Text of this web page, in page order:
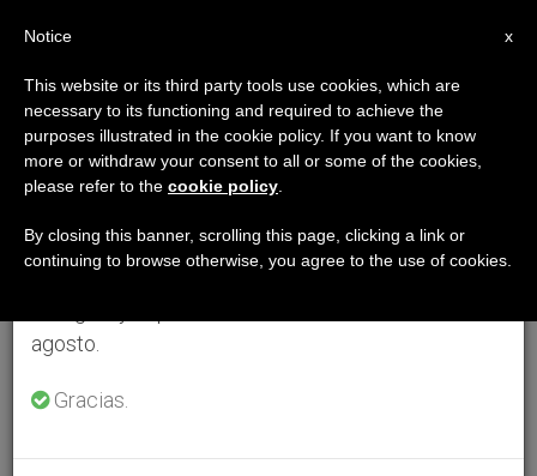
×
Aviso importante
Del 27 de julio al 7 de agosto haremos la pausa
anual, aprovechando que en el periodo de verano
se generan menos informaciones y también el
agosto.
Gracias.
x
Notice
This website or its third party tools use cookies, which are
necessary to its functioning and required to achieve the
purposes illustrated in the cookie policy. If you want to know
more or withdraw your consent to all or some of the cookies,
please refer to the cookie policy
By closing this banner, scrolling this page, clicking a link or
continuing to browse otherwise, you agree to the use of cookies.